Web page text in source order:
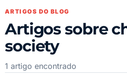
ARTIGOS DO BLOG
Artigos sobre
society
1 artigo encontrado